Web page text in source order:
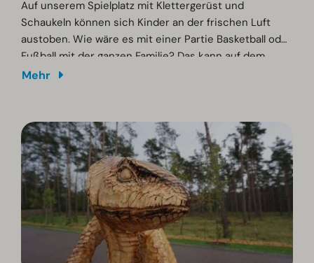
Auf unserem Spielplatz mit Klettergerüst und
Schaukeln können sich Kinder an der frischen Luft
austoben. Wie wäre es mit einer Partie Basketball oder
Fußball mit der ganzen Familie? Das kann auf dem
multifunktionalen Sportplatz in unserem Ferienpark
Mehr